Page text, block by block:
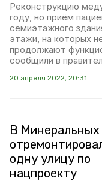
Реконструкцию
году, но приём
семиэтажного
этажи, на которых
продолжают
сообщили в
20 апреля 2022, 20:31
В
одну улицу по
нацпроекту